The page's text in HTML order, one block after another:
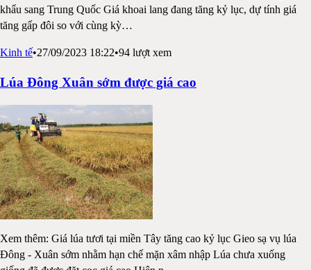
khẩu sang Trung Quốc Giá khoai lang đang tăng kỷ lục, dự tính giá
tăng gấp đôi so với cùng kỳ…
Kinh tế•27/09/2023 18:22•94 lượt xem
Lúa Đông Xuân sớm được giá cao
Xem thêm: Giá lúa tươi tại miền Tây tăng cao kỷ lục Gieo sạ vụ lúa
Đông - Xuân sớm nhằm hạn chế mặn xâm nhập Lúa chưa xuống